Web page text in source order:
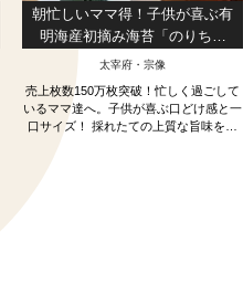
朝忙しいママ得！子供が喜ぶ有
明海産初摘み海苔「のりちゃ
ん」（100枚入り×3個）【送料
太宰府・宗像
売上枚数150万枚突破！忙しく過ごして
いるママ達へ。子供が喜ぶ口どけ感と一
口サイズ！ 採れたての上質な旨味を持
った海苔をお届けします。